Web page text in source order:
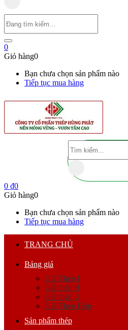
0
Giỏ hàng0
Bạn chưa chọn sản phẩm nào
Tiếp tục mua hàng
0 ₫0
Giỏ hàng0
Bạn chưa chọn sản phẩm nào
Tiếp tục mua hàng
TRANG CHỦ
Bảng giá
Giá Thép I
Giá thép H
Giá thép U
Giá Thép Hộp
Sản phẩm thép